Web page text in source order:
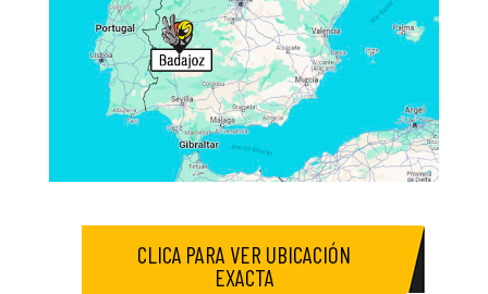
CLICA PARA VER UBICACIÓN
EXACTA